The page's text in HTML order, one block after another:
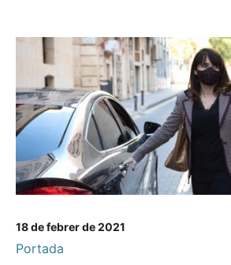
18 de febrer de 2021
Portada